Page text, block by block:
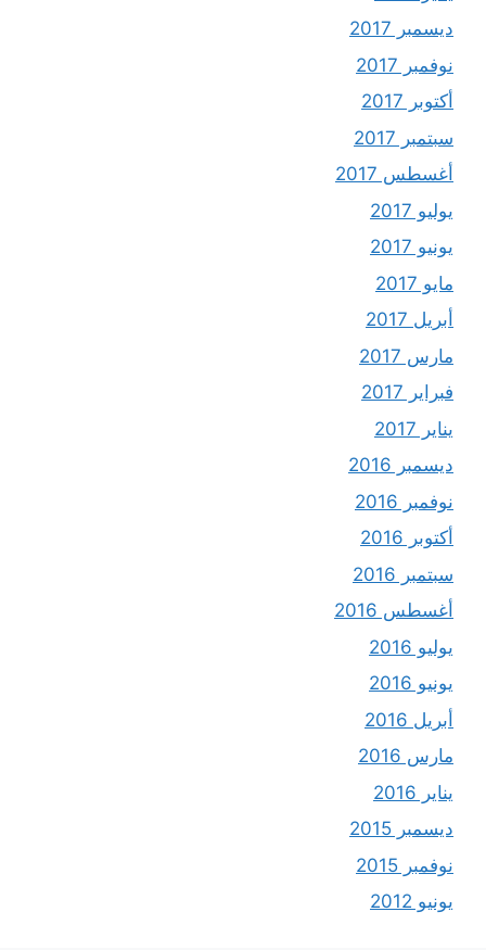
ديسمبر 2017
نوفمبر 2017
أكتوبر 2017
سبتمبر 2017
أغسطس 2017
يوليو 2017
يونيو 2017
مايو 2017
أبريل 2017
مارس 2017
فبراير 2017
يناير 2017
ديسمبر 2016
نوفمبر 2016
أكتوبر 2016
سبتمبر 2016
أغسطس 2016
يوليو 2016
يونيو 2016
أبريل 2016
مارس 2016
يناير 2016
ديسمبر 2015
نوفمبر 2015
يونيو 2012